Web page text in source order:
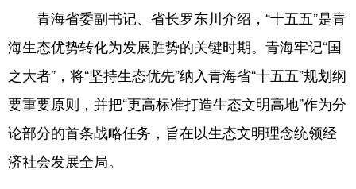
青海省委副书记、省长罗东川介绍，“十五五”是青
海生态优势转化为发展胜势的关键时期。青海牢记“国
之大者”，将“坚持生态优先”纳入青海省“十五五”规划纲
要重要原则，并把“更高标准打造生态文明高地”作为分
论部分的首条战略任务，旨在以生态文明理念统领经
济社会发展全局。